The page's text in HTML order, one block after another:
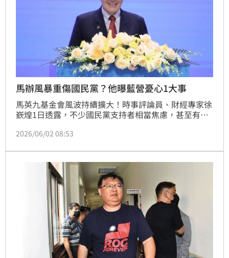
馬辦風暴重傷國民黨？他曝藍營憂心1大事
馬英九基金會風波持續擴大！時事評論員、財經專家徐
嶔煌1日透露，不少國民黨支持者相當焦慮，甚至有藍
擇不出來投票。
2026/06/02 08:53